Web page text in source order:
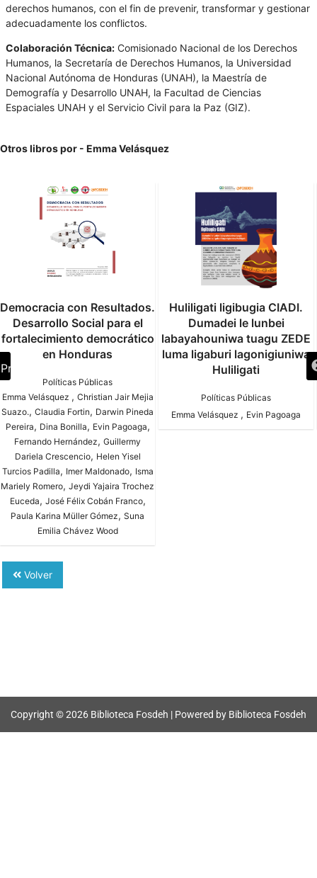
derechos humanos, con el fin de prevenir, transformar y gestionar
adecuadamente los conflictos.
Colaboración Técnica: Comisionado Nacional de los Derechos
Humanos, la Secretaría de Derechos Humanos, la Universidad
Nacional Autónoma de Honduras (UNAH), la Maestría de
Demografía y Desarrollo UNAH, la Facultad de Ciencias
Espaciales UNAH y el Servicio Civil para la Paz (GIZ).
Otros libros por - Emma Velásquez
Previous
Democracia con Resultados.
Desarrollo Social para el
fortalecimiento democrático
en Honduras
Políticas Públicas
Emma Velásquez , Christian Jair Mejia
Suazo., Claudia Fortin, Darwin Pineda
Pereira, Dina Bonilla, Evin Pagoaga,
Fernando Hernández, Guillermy
Dariela Crescencio, Helen Yisel
Turcios Padilla, Imer Maldonado, Isma
Mariely Romero, Jeydi Yajaira Trochez
Euceda, José Félix Cobán Franco,
Paula Karina Müller Gómez, Suna
Emilia Chávez Wood
Huliligati ligibugia CIADI.
Dumadei le lunbei
labayahouniwa tuagu ZEDE
luma ligaburi lagonigiuniwa
Huliligati
Políticas Públicas
Emma Velásquez , Evin Pagoaga
Volver
Copyright © 2026 Biblioteca Fosdeh | Powered by Biblioteca Fosdeh